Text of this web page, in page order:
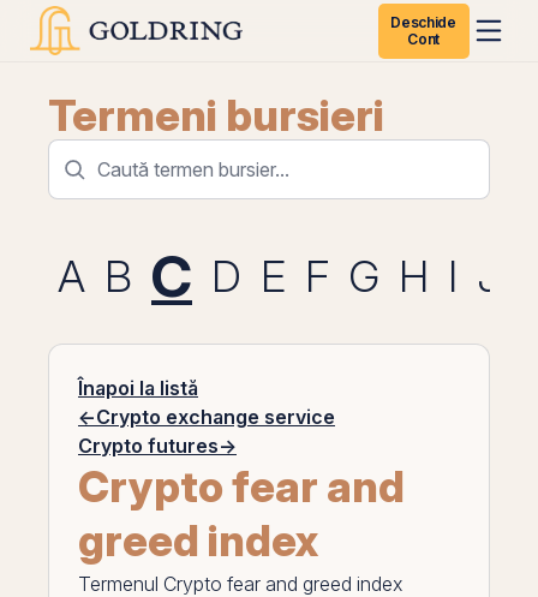
Deschide
Cont
Termeni bursieri
A B C D E F G H I J
Înapoi la listă
←Crypto exchange service
Crypto futures→
Crypto fear and
greed index
Termenul Crypto fear and greed index